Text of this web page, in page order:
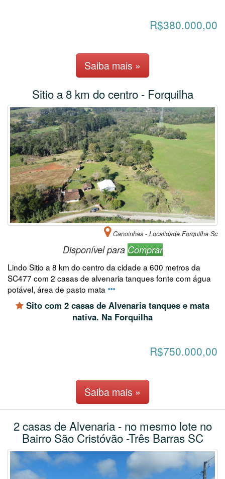
R$380.000,00
Saiba mais »
Sitio a 8 km do centro - Forquilha
Canoinhas - Localidade Forquilha Sc
Disponível para Comprar
Lindo Sitio a 8 km do centro da cidade a 600 metros da
SC477 com 2 casas de alvenaria tanques fonte com água
potável, área de pasto mata
Sito com 2 casas de Alvenaria tanques e mata
nativa. Na Forquilha
R$750.000,00
Saiba mais »
2 casas de Alvenaria - no mesmo lote no
Bairro São Cristóvão -Três Barras SC